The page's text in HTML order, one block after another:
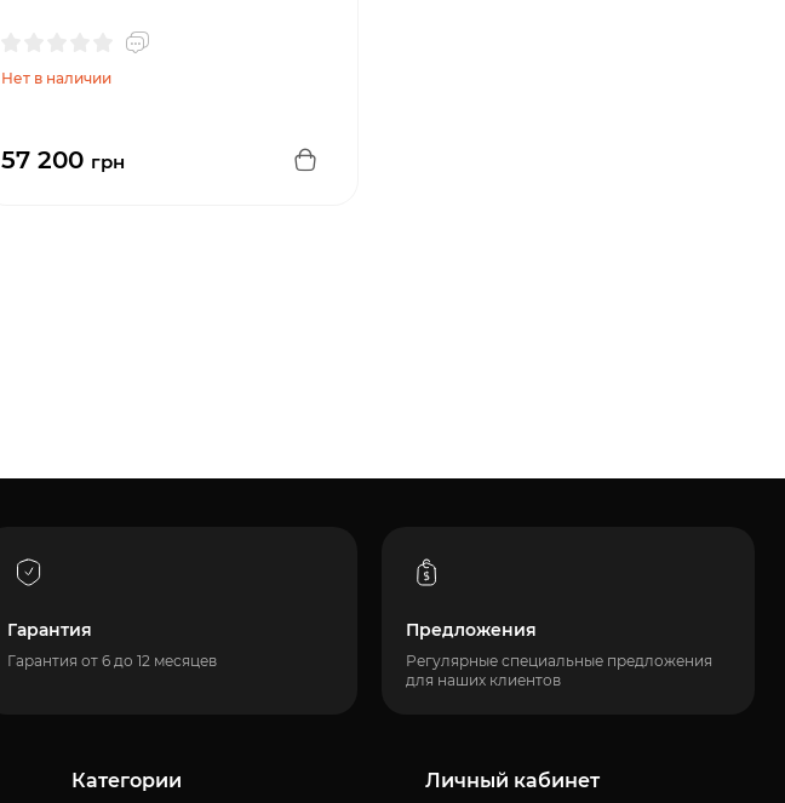
Нет в наличии
57 200 грн
Гарантия
Гарантия от 6 до 12 месяцев
Предложения
Регулярные специальные предложения
для наших клиентов
Категории Личный кабинет